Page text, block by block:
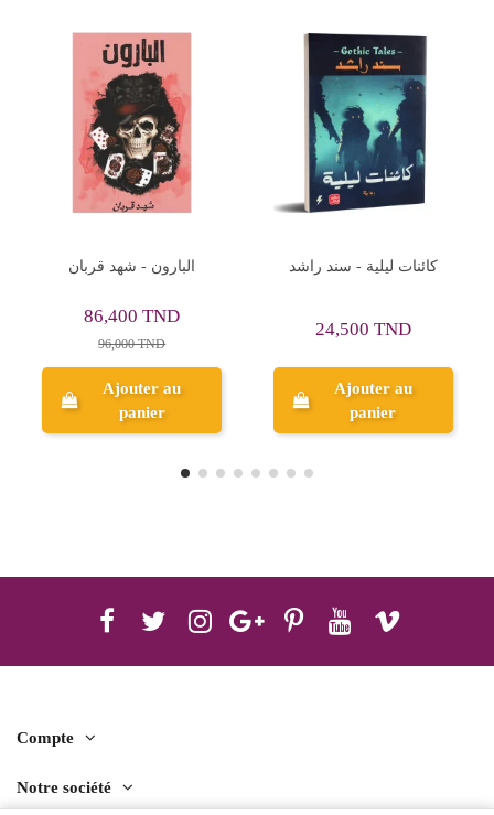
كائنات ليلية - سند راشد
Ajouter au
panier
محال - يوسف زيدان
Ajouter au
panier
Compte
Notre société